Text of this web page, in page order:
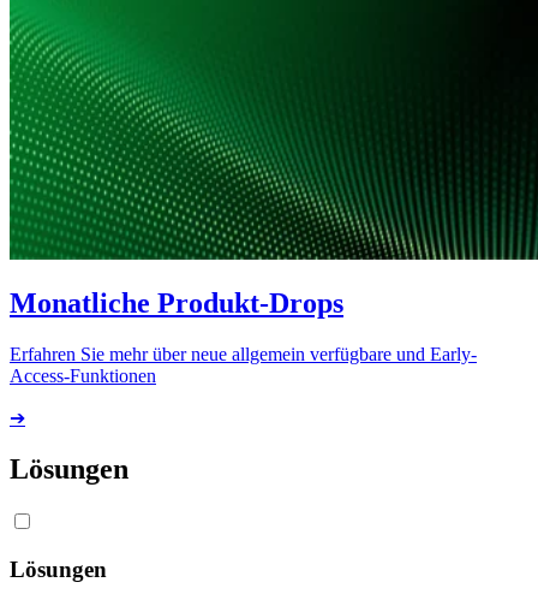
Monatliche Produkt-Drops
Erfahren Sie mehr über neue allgemein verfügbare und Early-
Access-Funktionen
➔
Lösungen
Lösungen